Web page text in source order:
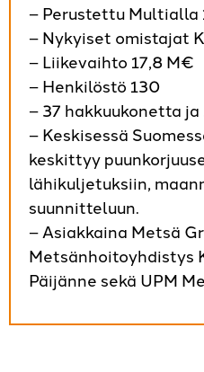
– Perustettu Multialla
– Nykyiset omistajat
– Liikevaihto 17,8 M€
– Henkilöstö 130
– 37 hakkuukonetta
– Keskisessä
keskittyy
lähikuljetuksiin,
suunnitteluun.
– Asiakkaina Metsä
Metsänhoitoyhdistys
Päijänne sekä UPM